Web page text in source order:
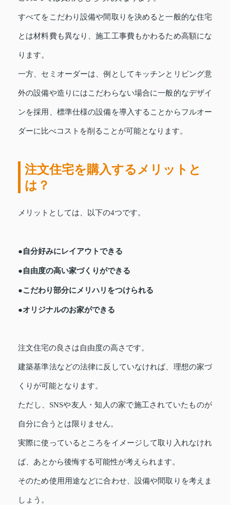
すべてをこだわり設備や間取りを決めると一般的な住宅
とは材料費も異なり、施工工事費もかわるため高額にな
ります。
一方、セミオーダーは、例としてキッチンとリビング意
外の設備や造りにはこだわらない場合に一般的なデザイ
ンを採用、標準仕様の設備を導入することからフルオー
ダーに比べコストを削ることが可能となります。
注文住宅を購入するメリットと
は？
メリットとしては、以下の4つです。
●自分好みにレイアウトできる
●自由度の高い家づくりができる
●こだわり部分にメリハリをつけられる
●オリジナルのお家ができる
注文住宅の良さは自由度の高さです。
建築基準法などの法律に反していなければ、理想の家づ
くりが可能となります。
ただし、SNSや友人・知人の家で施工されていたものが
自分に合うとは限りません。
実際に使っているところをイメージして取り入れなけれ
ば、あとから後悔する可能性が考えられます。
そのため使用用途などに合わせ、設備や間取りを考えま
しょう。